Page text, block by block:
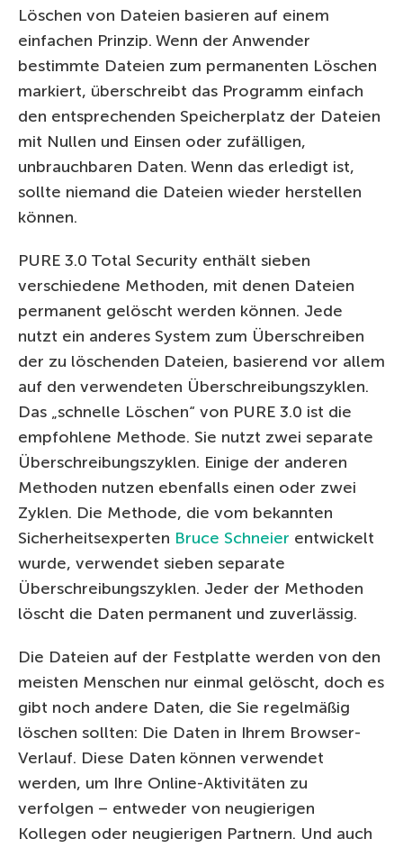
Löschen von Dateien basieren auf einem
einfachen Prinzip. Wenn der Anwender
bestimmte Dateien zum permanenten Löschen
markiert, überschreibt das Programm einfach
den entsprechenden Speicherplatz der Dateien
mit Nullen und Einsen oder zufälligen,
unbrauchbaren Daten. Wenn das erledigt ist,
sollte niemand die Dateien wieder herstellen
können.
PURE 3.0 Total Security enthält sieben
verschiedene Methoden, mit denen Dateien
permanent gelöscht werden können. Jede
nutzt ein anderes System zum Überschreiben
der zu löschenden Dateien, basierend vor allem
auf den verwendeten Überschreibungszyklen.
Das „schnelle Löschen“ von PURE 3.0 ist die
empfohlene Methode. Sie nutzt zwei separate
Überschreibungszyklen. Einige der anderen
Methoden nutzen ebenfalls einen oder zwei
Zyklen. Die Methode, die vom bekannten
Sicherheitsexperten Bruce Schneier entwickelt
wurde, verwendet sieben separate
Überschreibungszyklen. Jeder der Methoden
löscht die Daten permanent und zuverlässig.
Die Dateien auf der Festplatte werden von den
meisten Menschen nur einmal gelöscht, doch es
gibt noch andere Daten, die Sie regelmäßig
löschen sollten: Die Daten in Ihrem Browser-
Verlauf. Diese Daten können verwendet
werden, um Ihre Online-Aktivitäten zu
verfolgen – entweder von neugierigen
Kollegen oder neugierigen Partnern. Und auch